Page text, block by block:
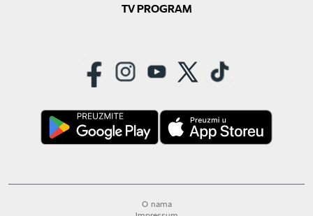
TV PROGRAM
O nama